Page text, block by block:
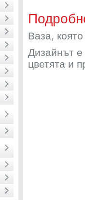
Ваза,
Дизайнът
цветята и